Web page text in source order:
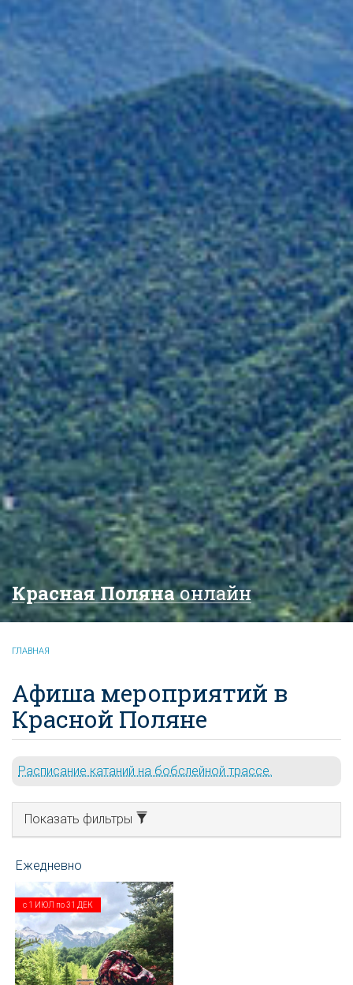
Красная Полянаонлайн
ГЛАВНАЯ
Афиша мероприятий в
Красной Поляне
Расписание катаний на бобслейной трассе.
Показать фильтры
с 1 ИЮЛ по31 ДЕК